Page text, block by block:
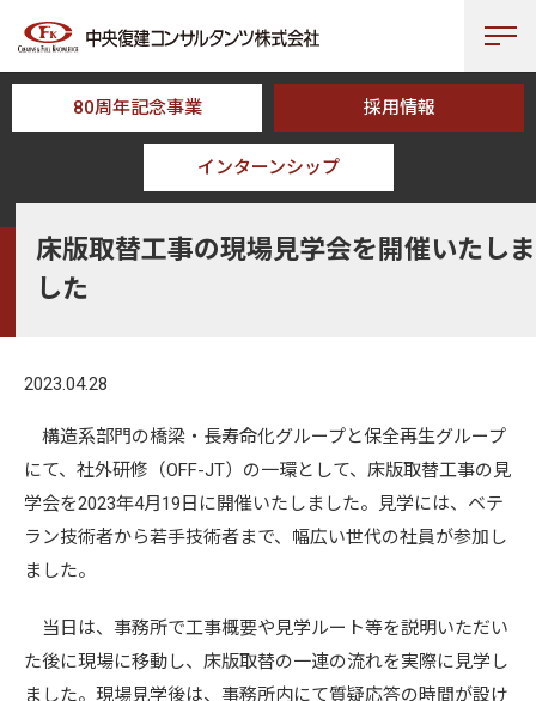
80周年記念事業 採用情報
インターンシップ
床版取替工事の現場見学会を開催いたしました
床版取替工事の現場見学会を開催いたしま
した
2023.04.28
構造系部門の橋梁・長寿命化グループと保全再生グループ
にて、社外研修（OFF-JT）の一環として、床版取替工事の見
学会を2023年4月19日に開催いたしました。見学には、ベテ
ラン技術者から若手技術者まで、幅広い世代の社員が参加し
ました。
当日は、事務所で工事概要や見学ルート等を説明いただい
た後に現場に移動し、床版取替の一連の流れを実際に見学し
ました。現場見学後は、事務所内にて質疑応答の時間が設け